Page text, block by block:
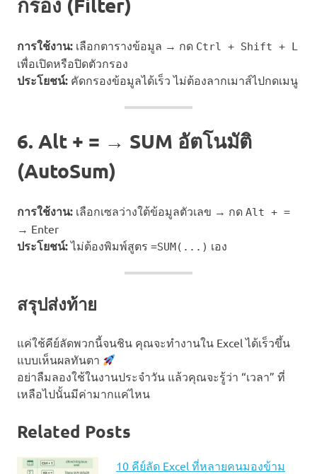
การใช้งาน: เลือกตารางข้อมูล → กด Ctrl + Shift + L
เพื่อเปิดหรือปิดตัวกรอง
ประโยชน์: คัดกรองข้อมูลได้เร็ว ไม่ต้องลากเมาส์ไปกดเมนู
6. Alt + = → SUM อัตโนมัติ
(AutoSum)
การใช้งาน: เลือกเซลว่างใต้ข้อมูลตัวเลข → กด Alt + =
→ Enter
ประโยชน์:ไม่ต้องพิมพ์สูตร =SUM(...) เอง
สรุปส่งท้าย
แค่ใช้คีย์ลัดพวกนี้จนชิน คุณจะทำงานใน Excel ได้เร็วขึ้น
แบบเห็นผลทันตา
อย่าลืมลองใช้ในงานประจำวัน แล้วคุณจะรู้ว่า “เวลา” ที่
เหลือไปนั้นมีค่ามากแค่ไหน
Related Posts
10 คีย์ลัด Excel ที่หลายคนมองข้าม